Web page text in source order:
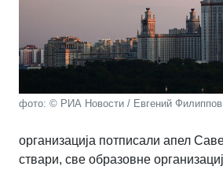
фото: © РИА Новости / Евгений Филиппов
организација потписали апел
ствари, све образовне